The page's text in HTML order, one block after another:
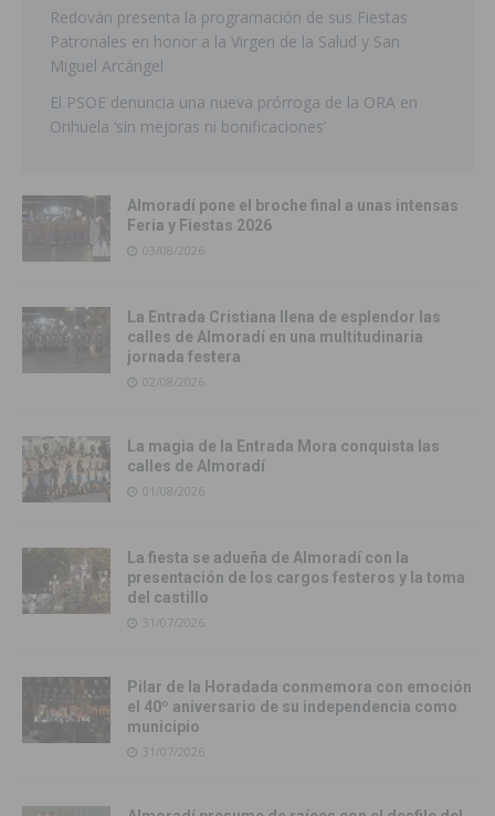
Redován presenta la programación de sus Fiestas
Patronales en honor a la Virgen de la Salud y San
Miguel Arcángel
El PSOE denuncia una nueva prórroga de la ORA en
Orihuela ‘sin mejoras ni bonificaciones’
Almoradí pone el broche final a unas intensas
Feria y Fiestas 2026
03/08/2026
La Entrada Cristiana llena de esplendor las
calles de Almoradí en una multitudinaria
jornada festera
02/08/2026
La magia de la Entrada Mora conquista las
calles de Almoradí
01/08/2026
La fiesta se adueña de Almoradí con la
presentación de los cargos festeros y la toma
del castillo
31/07/2026
Pilar de la Horadada conmemora con emoción
el 40º aniversario de su independencia como
municipio
31/07/2026